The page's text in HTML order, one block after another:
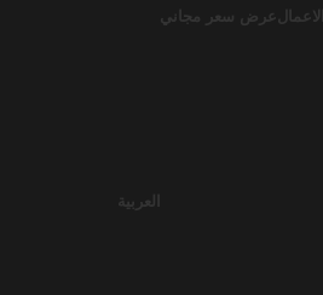
عرض سعر مجاني
العربية